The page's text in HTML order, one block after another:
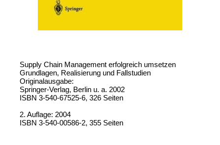
Supply Chain Management erfolgreich umsetzen
Grundlagen, Realisierung und Fallstudien
Originalausgabe:
Springer-Verlag, Berlin u. a. 2002
ISBN 3-540-67525-6, 326 Seiten
2. Auflage: 2004
ISBN 3-540-00586-2, 355 Seiten